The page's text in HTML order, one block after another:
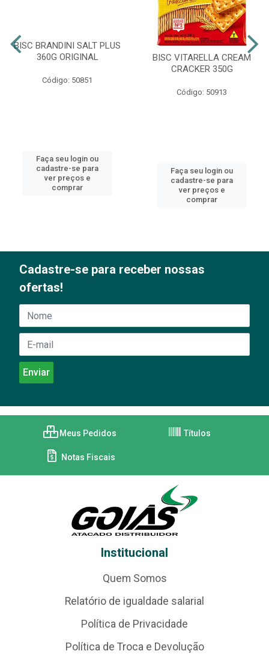
BISC BRANDINI SALT PLUS
360G ORIGINAL
Código: 50851
Faça seu login ou
cadastre-se para
ver preços e
comprar
BISC VITARELLA CREAM
CRACKER 350G
Código: 50913
Faça seu login ou
cadastre-se para
ver preços e
comprar
Cadastre-se para receber nossas
ofertas!
Meus Pedidos Títulos
Notas Fiscais
Institucional
Quem Somos
Relatório de igualdade salarial
Política de Privacidade
Política de Troca e Devolução